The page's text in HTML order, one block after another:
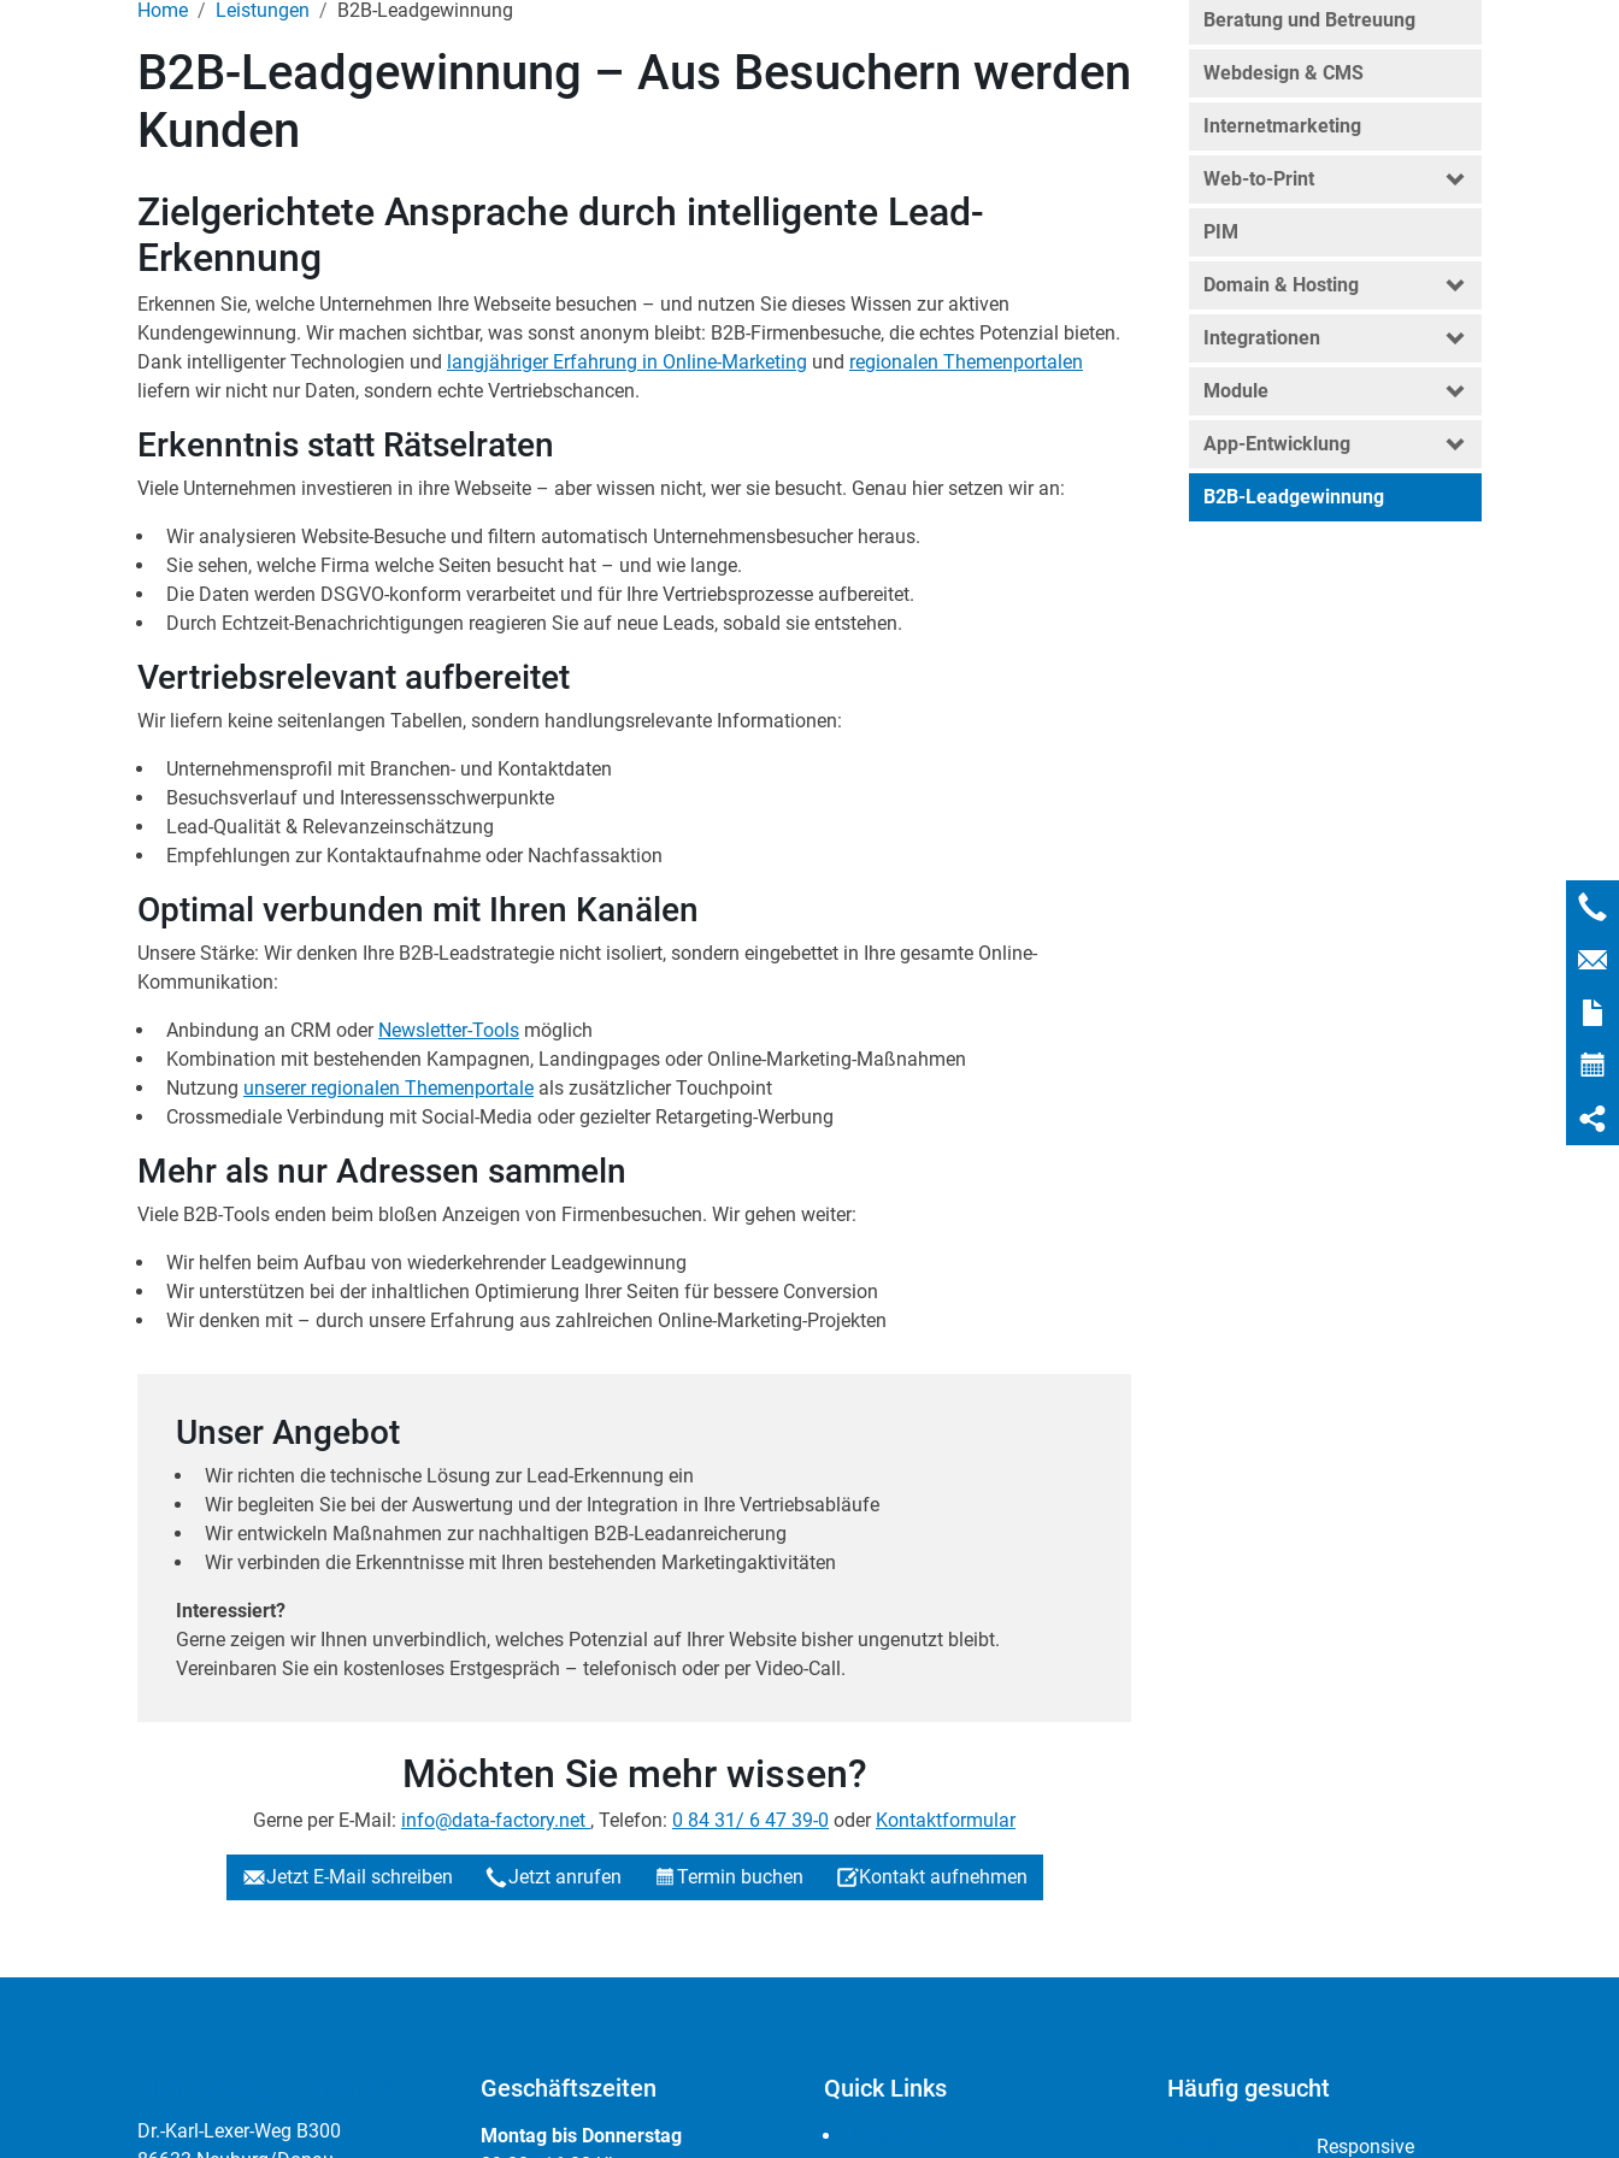
Home Leistungen B2B-Leadgewinnung
B2B-Leadgewinnung – Aus Besuchern werden
Kunden
Zielgerichtete Ansprache durch intelligente Lead-
Erkennung
Erkennen Sie, welche Unternehmen Ihre Webseite besuchen – und nutzen Sie dieses Wissen zur aktiven
Kundengewinnung. Wir machen sichtbar, was sonst anonym bleibt: B2B-Firmenbesuche, die echtes Potenzial bieten.
Dank intelligenter Technologien und langjähriger Erfahrung in Online-Marketing und regionalen Themenportalen
liefern wir nicht nur Daten, sondern echte Vertriebschancen.
Erkenntnis statt Rätselraten
Viele Unternehmen investieren in ihre Webseite – aber wissen nicht, wer sie besucht. Genau hier setzen wir an:
Wir analysieren Website-Besuche und filtern automatisch Unternehmensbesucher heraus.
Sie sehen, welche Firma welche Seiten besucht hat – und wie lange.
Die Daten werden DSGVO-konform verarbeitet und für Ihre Vertriebsprozesse aufbereitet.
Durch Echtzeit-Benachrichtigungen reagieren Sie auf neue Leads, sobald sie entstehen.
Vertriebsrelevant aufbereitet
Wir liefern keine seitenlangen Tabellen, sondern handlungsrelevante Informationen:
Unternehmensprofil mit Branchen- und Kontaktdaten
Besuchsverlauf und Interessensschwerpunkte
Lead-Qualität & Relevanzeinschätzung
Empfehlungen zur Kontaktaufnahme oder Nachfassaktion
Optimal verbunden mit Ihren Kanälen
Unsere Stärke: Wir denken Ihre B2B-Leadstrategie nicht isoliert, sondern eingebettet in Ihre gesamte Online-
Kommunikation:
Anbindung an CRM oder Newsletter-Tools möglich
Kombination mit bestehenden Kampagnen, Landingpages oder Online-Marketing-Maßnahmen
Nutzung unserer regionalen Themenportale als zusätzlicher Touchpoint
Crossmediale Verbindung mit Social-Media oder gezielter Retargeting-Werbung
Mehr als nur Adressen sammeln
Viele B2B-Tools enden beim bloßen Anzeigen von Firmenbesuchen. Wir gehen weiter:
Wir helfen beim Aufbau von wiederkehrender Leadgewinnung
Wir unterstützen bei der inhaltlichen Optimierung Ihrer Seiten für bessere Conversion
Wir denken mit – durch unsere Erfahrung aus zahlreichen Online-Marketing-Projekten
Unser Angebot
Wir richten die technische Lösung zur Lead-Erkennung ein
Wir begleiten Sie bei der Auswertung und der Integration in Ihre Vertriebsabläufe
Wir entwickeln Maßnahmen zur nachhaltigen B2B-Leadanreicherung
Wir verbinden die Erkenntnisse mit Ihren bestehenden Marketingaktivitäten
Interessiert?
Gerne zeigen wir Ihnen unverbindlich, welches Potenzial auf Ihrer Website bisher ungenutzt bleibt.
Vereinbaren Sie ein kostenloses Erstgespräch – telefonisch oder per Video-Call.
Möchten Sie mehr wissen?
Gerne per E-Mail: info@data-factory.net , Telefon: 0 84 31/ 6 47 39-0 oder Kontaktformular
Jetzt E-Mail schreiben Jetzt anrufen Termin buchen Kontakt aufnehmen
Beratung und Betreuung
Webdesign & CMS
Internetmarketing
Web-to-Print
PIM
Domain & Hosting
Integrationen
Module
App-Entwicklung
B2B-Leadgewinnung
Dr.-Karl-Lexer-Weg B300
Geschäftszeiten
Montag bis Donnerstag
Quick Links Häufig gesucht
Responsive